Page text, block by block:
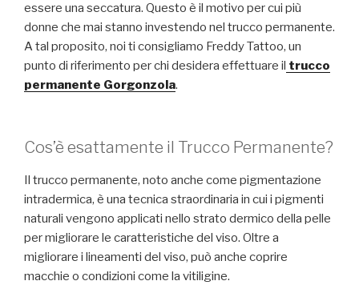
essere una seccatura. Questo è il motivo per cui più
donne che mai stanno investendo nel trucco permanente.
A tal proposito, noi ti consigliamo Freddy Tattoo, un
punto di riferimento per chi desidera effettuare il trucco
permanente Gorgonzola.
Cos’è esattamente il Trucco Permanente?
Il trucco permanente, noto anche come pigmentazione
intradermica, è una tecnica straordinaria in cui i pigmenti
naturali vengono applicati nello strato dermico della pelle
per migliorare le caratteristiche del viso. Oltre a
migliorare i lineamenti del viso, può anche coprire
macchie o condizioni come la vitiligine.